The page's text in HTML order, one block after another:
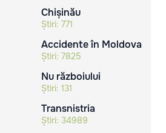
Chișinău
Știri: 771
Accidente în Moldova
Știri: 7825
Nu războiului
Știri: 131
Transnistria
Știri: 34989